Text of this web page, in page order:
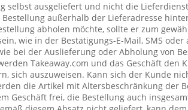
selbst ausgeliefert und nicht die
außerhalb der Lieferadresse
abholen möchte, sollte er zum
wie in der Bestätigungs-E-Mail, SMS
bei der Auslieferung oder Abholung von
Takeaway.com und das Geschäft den
sich auszuweisen. Kann sich der Kunde
die Artikel mit Altersbeschränkung der
Geschäft frei, die Bestellung auch